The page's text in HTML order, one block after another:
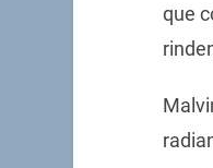
que